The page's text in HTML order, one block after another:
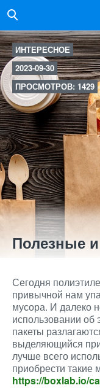
ИНТЕРЕСНОЕ
2023-09-30
ПРОСМОТРОВ: 1429
Полезные
Сегодня
привычной нам
мусора. И далеко
использовании об
пакеты
выделяющийся
лучше всего
приобрести такие
https://boxlab.io/